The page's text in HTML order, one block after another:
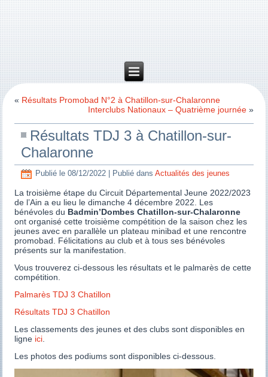
« Résultats Promobad N°2 à Chatillon-sur-Chalaronne
Interclubs Nationaux – Quatrième journée»
Résultats TDJ 3 à Chatillon-sur-
Chalaronne
Publié le 08/12/2022 Publié dans Actualités des jeunes
La troisième étape du Circuit Départemental Jeune 2022/2023
de l’Ain a eu lieu le dimanche 4 décembre 2022. Les
bénévoles du Badmin’Dombes Chatillon-sur-Chalaronne
ont organisé cette troisième compétition de la saison chez les
jeunes avec en parallèle un plateau minibad et une rencontre
promobad. Félicitations au club et à tous ses bénévoles
présents sur la manifestation.
Vous trouverez ci-dessous les résultats et le palmarès de cette
compétition.
Palmarès TDJ 3 Chatillon
Résultats TDJ 3 Chatillon
Les classements des jeunes et des clubs sont disponibles en
ligne ici
Les photos des podiums sont disponibles ci-dessous.